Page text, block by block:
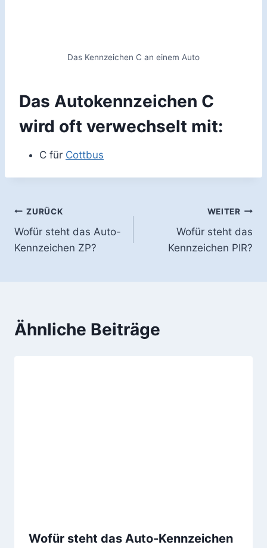
Das Kennzeichen C an einem Auto
Das Autokennzeichen C
wird oft verwechselt mit:
C für Cottbus
Beitragsnavigation
ZURÜCK
Wofür steht das Auto-
Kennzeichen ZP?
WEITER
Wofür steht das
Kennzeichen PIR?
Ähnliche Beiträge
Wofür steht das Auto-Kennzeichen